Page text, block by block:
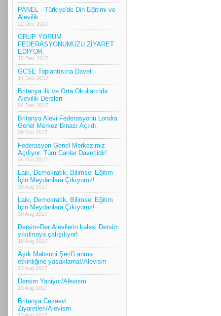
PANEL - Türkiye'de Din Eğitimi ve
Alevilik
22 Dec 2017
GRUP YORUM
FEDERASYONUMUZU ZİYARET
EDİYOR.
15 Dec 2017
GCSE Toplantısına Davet
14 Dec 2017
Britanya ilk ve Orta Okullarında
Alevilik Dersleri
04 Dec 2017
Britanya Alevi Federasyonu Londra
Genel Merkez Binası Açıldı.
29 Oct 2017
Federasyon Genel Merkezimiz
Açılıyor. Tüm Canlar Davetlidir!
24 Oct 2017
Laik, Demokratik, Bilimsel Eğitim
İçin Meydanlara Çıkıyoruz!
30 Aug 2017
Laik, Demokratik, Bilimsel Eğitim
İçin Meydanlara Çıkıyoruz!
30 Aug 2017
Dersim-Der:Alevilerin kalesi Dersim
yıkılmaya çalışılıyor!
18 Aug 2017
Aşık Mahsuni Şerif'i anma
etkinliğine yasaklama!/Alevism
13 Aug 2017
Dersim Yaniyor/Alevism
13 Aug 2017
Britanya Cezaevi
Ziyaretleri/Alevism